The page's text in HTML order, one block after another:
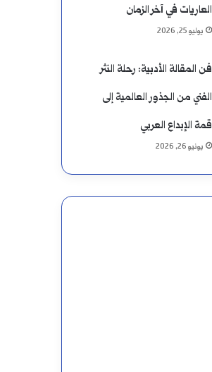
العاريات في آخر الزمان
يوليو 25, 2026
فن المقالة الأدبية: رحلة النثر
الفني من الجذور العالمية إلى
قمة الإبداع العربي
يونيو 26, 2026